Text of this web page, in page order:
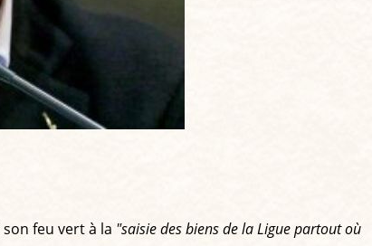
feu vert à la "saisie des biens de la Ligue partout où